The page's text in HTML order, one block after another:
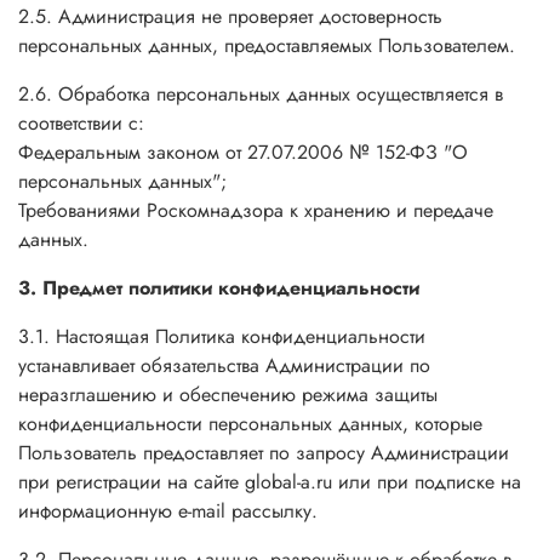
2.5. Администрация не проверяет достоверность
персональных данных, предоставляемых Пользователем.
2.6. Обработка персональных данных осуществляется в
соответствии с:
Федеральным законом от 27.07.2006 № 152-ФЗ "О
персональных данных";
Требованиями Роскомнадзора к хранению и передаче
данных.
3. Предмет политики конфиденциальности
3.1. Настоящая Политика конфиденциальности
устанавливает обязательства Администрации по
неразглашению и обеспечению режима защиты
конфиденциальности персональных данных, которые
Пользователь предоставляет по запросу Администрации
при регистрации на сайте global-a.ru или при подписке на
информационную e-mail рассылку.